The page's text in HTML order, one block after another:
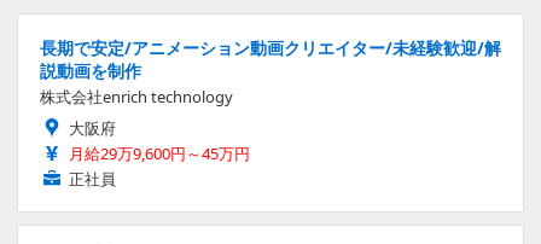
長期で安定/アニメーション動画クリエイター/未経験歓迎/解
説動画を制作
株式会社enrich technology
大阪府
月給29万9,600円～45万円
正社員